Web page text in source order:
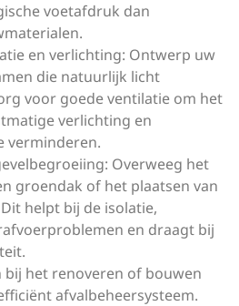
voetafdruk dan
en verlichting: Ontwerp uw
die natuurlijk licht
voor goede ventilatie om het
verlichting en
verminderen.
Overweeg het
groendak of het plaatsen van
helpt bij de isolatie,
en draagt bij
bij het renoveren of bouwen
afvalbeheersysteem.